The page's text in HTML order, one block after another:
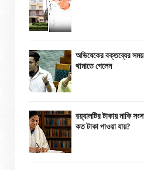
অভিষেকের বক্তব্যের
থামাতে গেলেন
রয়্যালটির টাকায় নাকি
কত টাকা পাওয়া যায়?